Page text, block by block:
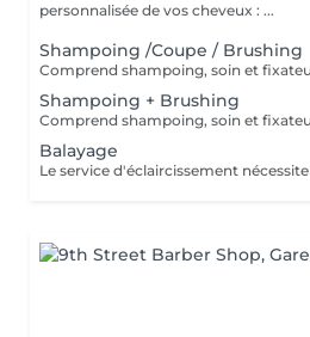
personnalisée de vos cheveux : ...
Shampoing /Coupe / Brushing
Comprend shampoing, soin et
Shampoing + Brushing
Comprend shampoing, soin et
Balayage